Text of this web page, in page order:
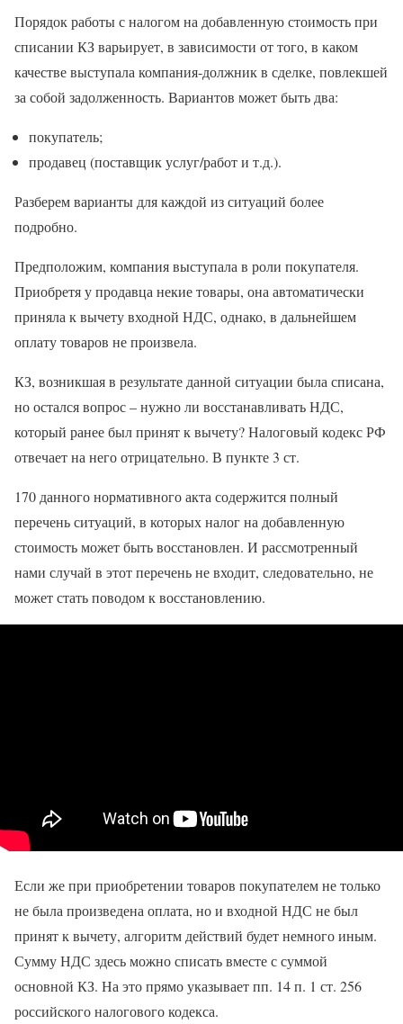
Порядок работы с налогом на добавленную стоимость при
списании КЗ варьирует, в зависимости от того, в каком
качестве выступала компания-должник в сделке, повлекшей
за собой задолженность. Вариантов может быть два:
покупатель;
продавец (поставщик услуг/работ и т.д.).
Разберем варианты для каждой из ситуаций более
подробно.
Предположим, компания выступала в роли покупателя.
Приобретя у продавца некие товары, она автоматически
приняла к вычету входной НДС, однако, в дальнейшем
оплату товаров не произвела.
КЗ, возникшая в результате данной ситуации была списана,
но остался вопрос – нужно ли восстанавливать НДС,
который ранее был принят к вычету? Налоговый кодекс РФ
отвечает на него отрицательно. В пункте 3 ст.
170 данного нормативного акта содержится полный
перечень ситуаций, в которых налог на добавленную
стоимость может быть восстановлен. И рассмотренный
нами случай в этот перечень не входит, следовательно, не
может стать поводом к восстановлению.
Если же при приобретении товаров покупателем не только
не была произведена оплата, но и входной НДС не был
принят к вычету, алгоритм действий будет немного иным.
Сумму НДС здесь можно списать вместе с суммой
основной КЗ. На это прямо указывает пп. 14 п. 1 ст. 256
российского налогового кодекса.